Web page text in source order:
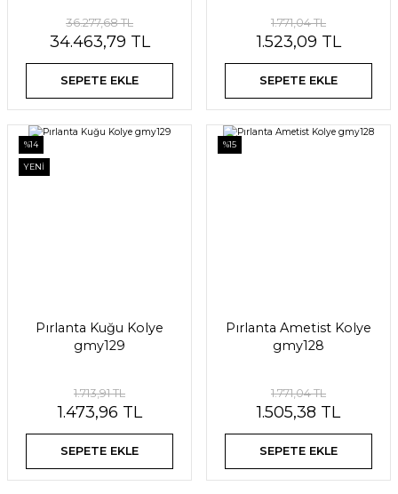
36.277,68 TL
34.463,79 TL
SEPETE EKLE
1.771,04 TL
1.523,09 TL
SEPETE EKLE
%14
YENİ
Pırlanta Kuğu Kolye
gmy129
1.713,91 TL
1.473,96 TL
SEPETE EKLE
%15
Pırlanta Ametist Kolye
gmy128
1.771,04 TL
1.505,38 TL
SEPETE EKLE